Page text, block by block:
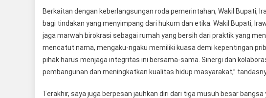
Berkaitan dengan keberlangsungan roda pemerintahan, Wakil Bupati,
bagi tindakan yang menyimpang dari hukum dan etika. Wakil Bupati,
jaga marwah birokrasi sebagai rumah yang bersih dari praktik yang
mencatut nama, mengaku-ngaku memiliki kuasa demi kepentingan
pihak harus menjaga integritas ini bersama-sama. Sinergi dan
pembangunan dan meningkatkan kualitas hidup masyarakat,”
Terakhir, saya juga berpesan jauhkan diri dari tiga musuh besar